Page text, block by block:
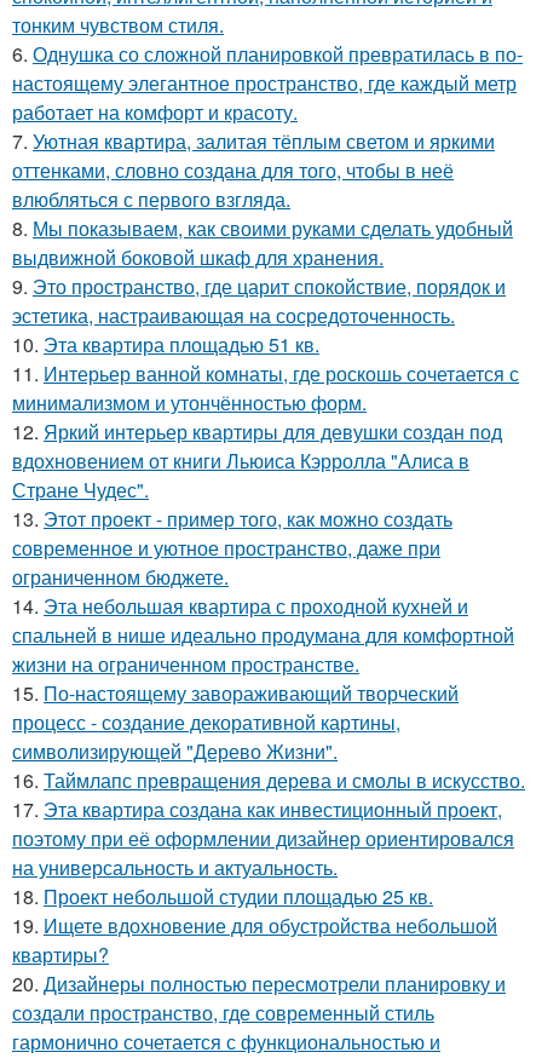
тонким чувством стиля.
6. Однушка со сложной планировкой превратилась в по-
настоящему элегантное пространство, где каждый метр
работает на комфорт и красоту.
7. Уютная квартира, залитая тёплым светом и яркими
оттенками, словно создана для того, чтобы в неё
влюбляться с первого взгляда.
8. Мы показываем, как своими руками сделать удобный
выдвижной боковой шкаф для хранения.
9. Это пространство, где царит спокойствие, порядок и
эстетика, настраивающая на сосредоточенность.
10. Эта квартира площадью 51 кв.
11. Интерьер ванной комнаты, где роскошь сочетается с
минимализмом и утончённостью форм.
12. Яркий интерьер квартиры для девушки создан под
вдохновением от книги Льюиса Кэрролла "Алиса в
Стране Чудес".
13. Этот проект - пример того, как можно создать
современное и уютное пространство, даже при
ограниченном бюджете.
14. Эта небольшая квартира с проходной кухней и
спальней в нише идеально продумана для комфортной
жизни на ограниченном пространстве.
15. По-настоящему завораживающий творческий
процесс - создание декоративной картины,
символизирующей "Дерево Жизни".
16. Таймлапс превращения дерева и смолы в искусство.
17. Эта квартира создана как инвестиционный проект,
поэтому при её оформлении дизайнер ориентировался
на универсальность и актуальность.
18. Проект небольшой студии площадью 25 кв.
19. Ищете вдохновение для обустройства небольшой
квартиры?
20. Дизайнеры полностью пересмотрели планировку и
создали пространство, где современный стиль
гармонично сочетается с функциональностью и